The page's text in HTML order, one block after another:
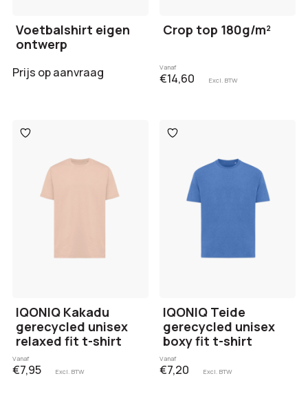
Voetbalshirt eigen
ontwerp
Prijs op aanvraag
Crop top 180g/m²
Vanaf
€14,60 Excl. BTW
Toevoegen
aan
IQONIQ Kakadu
gerecycled unisex
relaxed fit t-shirt
Vanaf
€7,95 Excl. BTW
Toevoegen
aan
IQONIQ Teide
gerecycled unisex
boxy fit t-shirt
Vanaf
€7,20 Excl. BTW